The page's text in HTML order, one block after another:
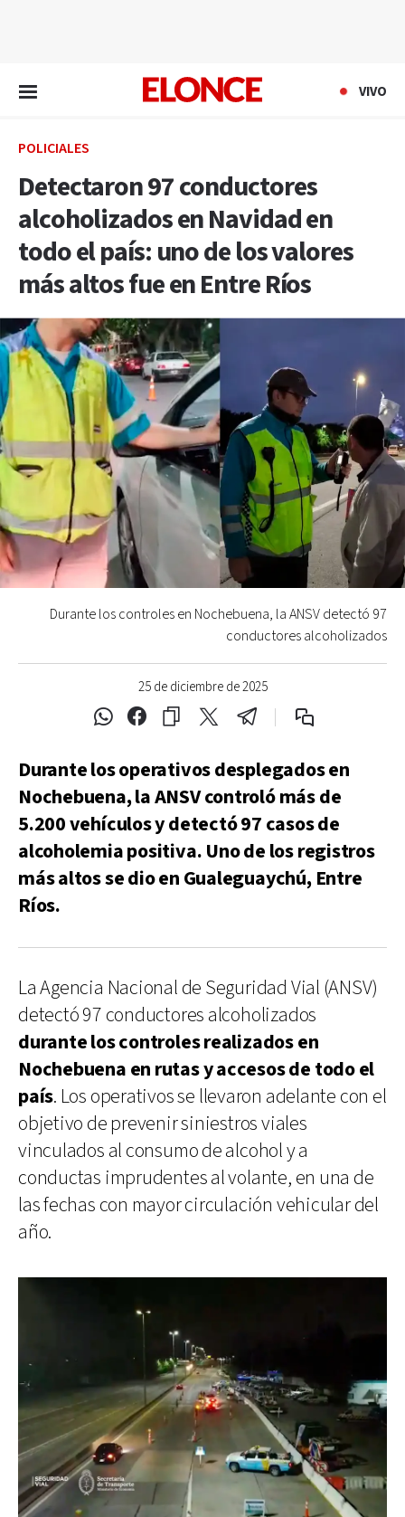
VIVO
POLICIALES
Detectaron 97 conductores
alcoholizados en Navidad en
todo el país: uno de los valores
más altos fue en Entre Ríos
25 de diciembre de 2025
Durante los controles en Nochebuena, la ANSV detectó 97
conductores alcoholizados
Durante los operativos desplegados en
Nochebuena, la ANSV controló más de
5.200 vehículos y detectó 97 casos de
alcoholemia positiva. Uno de los registros
más altos se dio en Gualeguaychú, Entre
Ríos.
La Agencia Nacional de Seguridad Vial (ANSV)
detectó 97 conductores alcoholizados
durante los controles realizados en
Nochebuena en rutas y accesos de todo el
país. Los operativos se llevaron adelante con el
objetivo de prevenir siniestros viales
vinculados al consumo de alcohol y a
conductas imprudentes al volante, en una de
las fechas con mayor circulación vehicular del
año.